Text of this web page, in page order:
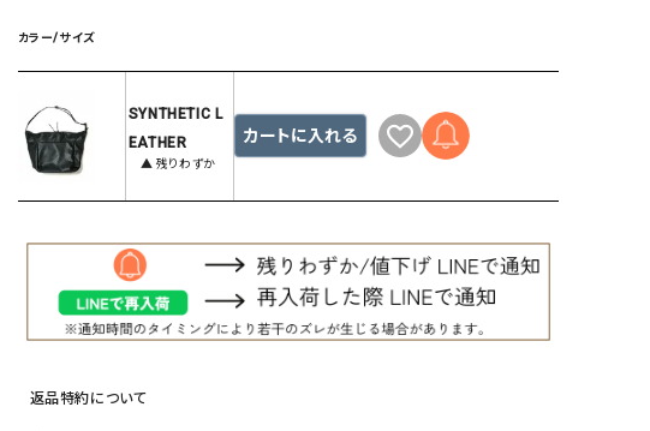
雑貨
ASFVLT（アスファルト）
Ampersand（アンパサンド）
Audition（オーディション）
ORDINARY FITS（オーディ
ツ）
blue willow（ブルーウィロー） Osmosis（オズモシス）
カラー/サイズ
SYNTHETIC L
EATHER
▲ 残りわずか
カートに入れる
返品特約について